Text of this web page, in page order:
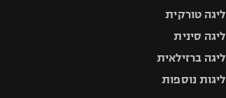
ליגה טורקית
ליגה סינית
ליגה ברזילאית
ליגות נוספות